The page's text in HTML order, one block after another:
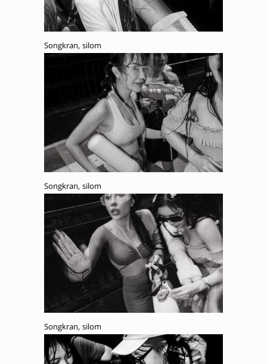
Songkran, silom
Songkran, silom
Songkran, silom